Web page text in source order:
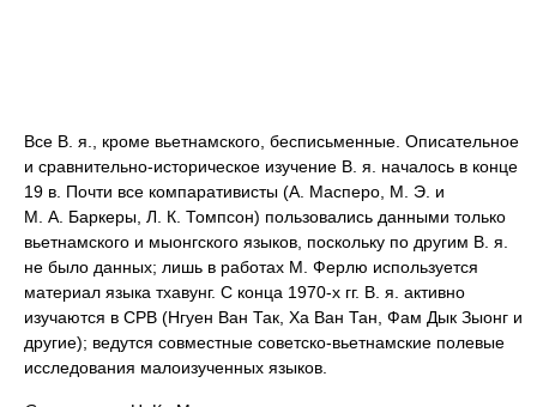
Все В. я., кроме вьетнамского, бесписьменные. Описательное
и сравнительно-историческое изучение В. я. началось в конце
19 в. Почти все компаративисты (А. Масперо, М. Э. и
М. А. Баркеры, Л. К. Томпсон) пользовались данными только
вьетнамского и мыонгского языков, поскольку по другим В. я.
не было данных; лишь в работах М. Ферлю используется
материал языка тхавунг. С конца 1970‑х гг. В. я. активно
изучаются в СРВ (Нгуен Ван Так, Ха Ван Тан, Фам Дык Зыонг и
другие); ведутся совместные советско-вьетнамские полевые
исследования малоизученных языков.